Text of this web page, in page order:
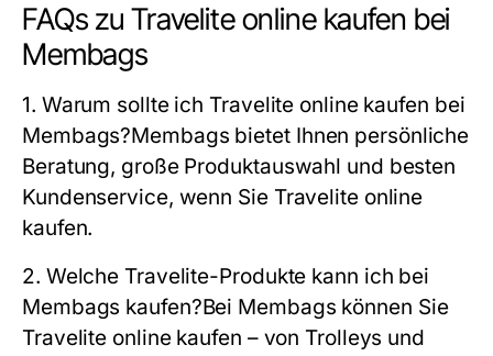
FAQs zu Travelite online kaufen bei
Membags
1. Warum sollte ich Travelite online kaufen bei
Membags?Membags bietet Ihnen persönliche
Beratung, große Produktauswahl und besten
Kundenservice, wenn Sie Travelite online
kaufen.
2. Welche Travelite-Produkte kann ich bei
Membags kaufen?Bei Membags können Sie
Travelite online kaufen – von Trolleys und